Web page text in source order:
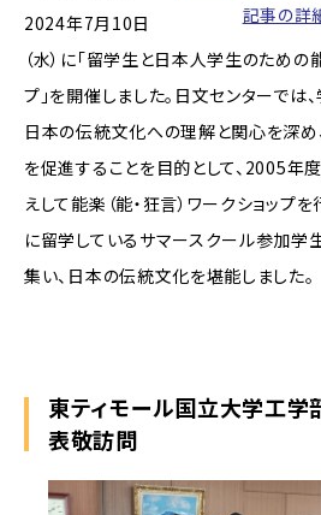
記事の詳
2024年7月10日
（水）に「留学生と日本人学生のため
プ」を開催しました。日文センターでは
日本の伝統文化への理解と関心を深
を促進することを目的として、2005年
えして能楽（能・狂言）ワークショップ
に留学しているサマースクール参加
集い、日本の伝統文化を堪能しました。
東ティモール国立大学工
表敬訪問